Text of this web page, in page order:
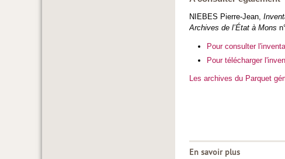
NIEBES Pierre-Jean,
Archives de l’État à Mons
Pour consulter
Pour télécharger
Les archives du Parquet
En savoir plus